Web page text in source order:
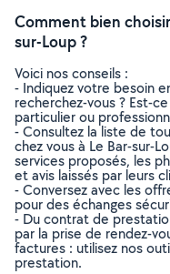
Comment bien
sur-Loup ?
Voici nos conseils :
- Indiquez votre besoin
recherchez-vous ? Est-
particulier ou
- Consultez la liste de
chez vous à Le Bar-sur-
services proposés, les
et avis laissés par leurs
- Conversez avec les
pour des échanges
- Du contrat de
par la prise de rendez-
factures : utilisez nos
prestation.